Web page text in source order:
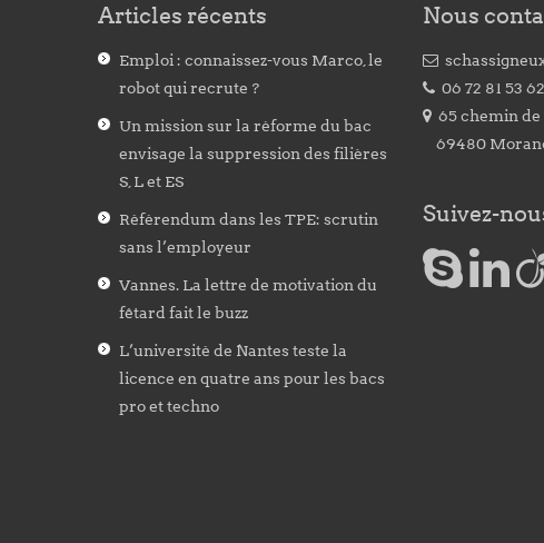
Articles récents
Emploi : connaissez-vous Marco, le
robot qui recrute ?
Un mission sur la réforme du bac
envisage la suppression des filières
S, L et ES
Référendum dans les TPE: scrutin
sans l’employeur
Vannes. La lettre de motivation du
fêtard fait le buzz
L’université de Nantes teste la
licence en quatre ans pour les bacs
pro et techno
Nous
06 72 81 53 62
65 chemin de
69480
Suivez-